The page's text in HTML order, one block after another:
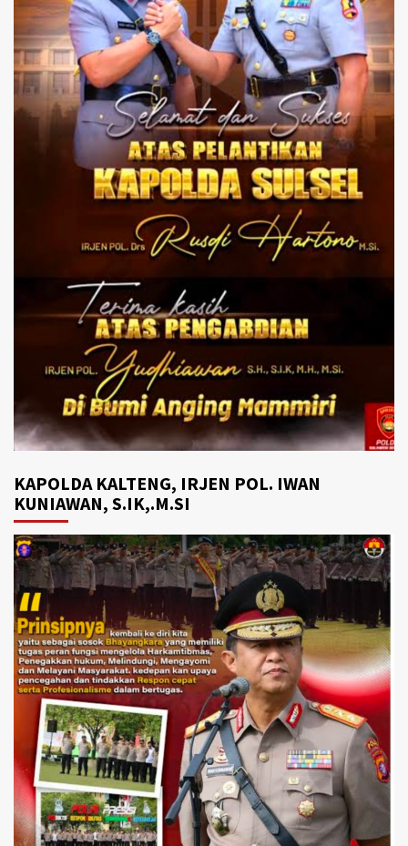
KAPOLDA KALTENG, IRJEN POL. IWAN
KUNIAWAN, S.IK,.M.SI